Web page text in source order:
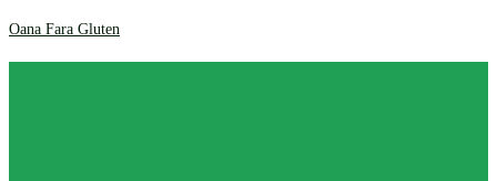
Oana Fara Gluten